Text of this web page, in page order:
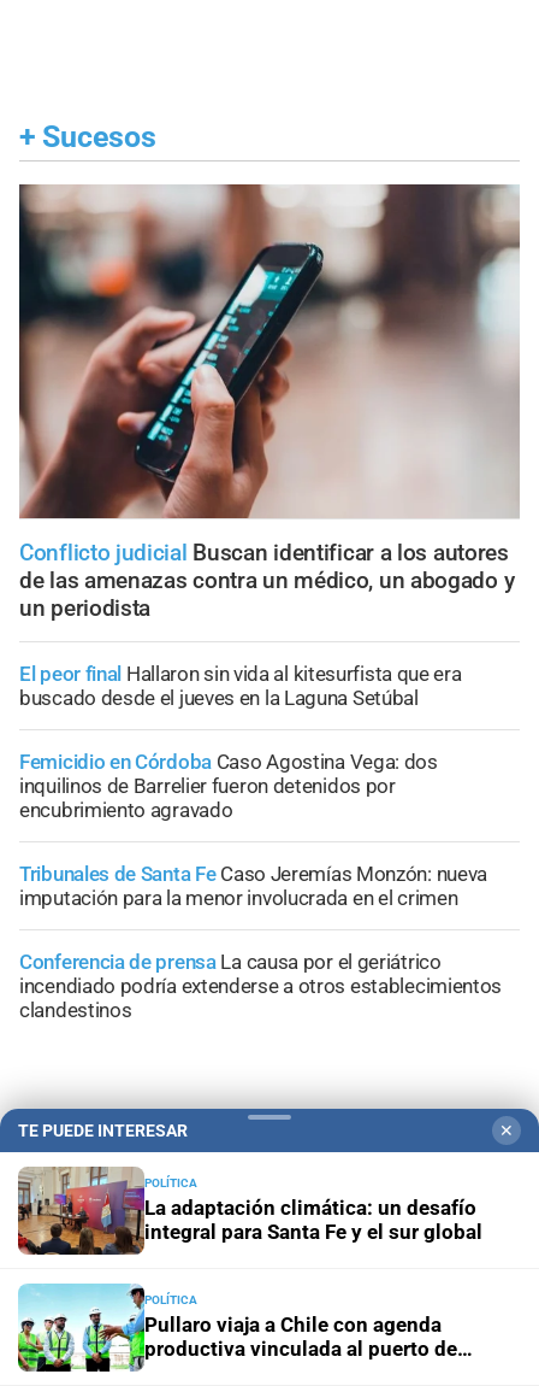
+ Sucesos
Conflicto judicial Buscan identificar a los autores
de las amenazas contra un médico, un abogado y
un periodista
El peor final Hallaron sin vida al kitesurfista que era
buscado desde el jueves en la Laguna Setúbal
Femicidio en Córdoba Caso Agostina Vega: dos
inquilinos de Barrelier fueron detenidos por
encubrimiento agravado
Tribunales de Santa Fe Caso Jeremías Monzón: nueva
imputación para la menor involucrada en el crimen
Conferencia de prensa La causa por el geriátrico
incendiado podría extenderse a otros establecimientos
clandestinos
+Información General
TE PUEDE INTERESAR ✕
POLÍTICA
La adaptación climática: un desafío
integral para Santa Fe y el sur global
POLÍTICA
Pullaro viaja a Chile con agenda
productiva vinculada al puerto de